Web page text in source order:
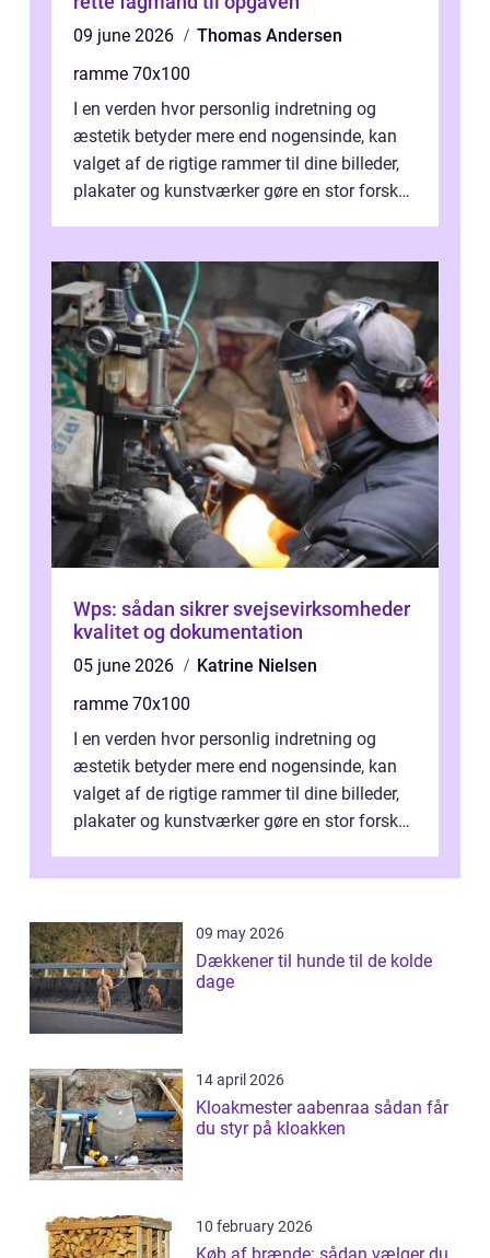
09 june 2026
Thomas Andersen
ramme 70x100
I en verden hvor personlig indretning og
æstetik betyder mere end nogensinde, kan
valget af de rigtige rammer til dine billeder,
plakater og kunstværker gøre en stor forskel.
Wps: sådan sikrer svejsevirksomheder
kvalitet og dokumentation
05 june 2026
Katrine Nielsen
ramme 70x100
I en verden hvor personlig indretning og
æstetik betyder mere end nogensinde, kan
valget af de rigtige rammer til dine billeder,
plakater og kunstværker gøre en stor forskel.
09 may 2026
Dækkener til hunde til de kolde
dage
14 april 2026
Kloakmester aabenraa sådan får
du styr på kloakken
10 february 2026